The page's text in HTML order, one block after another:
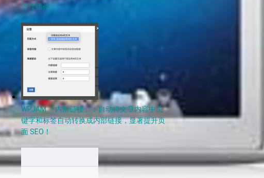
管理插件
WPJAM 「内部链接」：自动将文章内容中关
键字和标签自动转换成内部链接，显著提升页
面 SEO！